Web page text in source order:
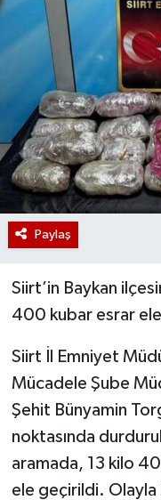
Paylaş
Siirt’in Baykan
400 kubar esrar
Siirt İl Emniyet
Mücadele Şube
Şehit Bünyamin
noktasında
aramada, 13 kilo
ele geçirildi. Olayla